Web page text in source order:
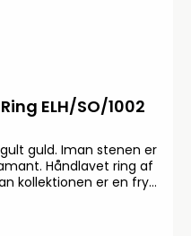
ELH/SO/1002
gult guld. Iman stenen er
Håndlavet ring af
kollektionen er en fryd
og håndlavet.